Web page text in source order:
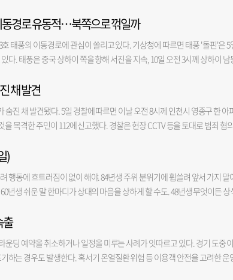
동경로 유동적…북쪽으로 꺾일까
태풍의 이동경로에 관심이 쏠리고 있다. 기상청에 따르면 태풍 '돌핀'은 5
다. 태풍은 중국 상하이 쪽을 향해 서진을 지속, 10일 오전 3시께 상하이 남
를 머금은 공기가 백두대간을 넘으며 뜨겁고 건조한 바람으로 변하는 푄 현
진로를 북쪽으로 수정해 제주도 남쪽 해상과 서해 방향에 가까운 경로를
비구름대가 한반도로 유입돼 폭염의 기세도 다소 꺾이고 가뭄 해소에도
채 발견
진 채 발견됐다. 5일 경찰에 따르면 이날 오전 8시께 인천시 영종구 한 아
을 목격한 주민이 112에 신고했다. 경찰은 현장 CCTV 등을 토대로 범죄 혐
체인 '신남성연대' 대표로 활동해왔다. 윤석열 전 대통령 탄핵 이후엔 탄핵
'으로도 지목돼 경찰 수사를 받았지만 혐의가 인정되지 않아 불송치됐다.
돼 수사를 받았다. ※ 우울감 등 말하기 어려운 고민이 있거나 주변에 이런
)
동에 흐트러짐이 없이 해야. 84년생 주위 분위기에 휩쓸려 앞서 가지 말
년생 쉬운 말 한마디가 상대의 마음을 상하게 할 수도. 48년생 무엇이든 상
잡힐 수도. 73년생 작은 일을 소홀히 하지 말고 서둘러 해결함이. 61년생 일
만하지만 용두사미가 되지 않게. 86년생 겸손한 마음을 가지고 윗사람의
작하지 말아야. 62년생 자기 마음대로 주위 사람을 움직일 수 있다고 생각
출
운딩 예약을 취소하거나 일정을 미루는 사례가 잇따르고 있다. 경기 도중
하는 경우도 발생한다. 혹서기 온열질환 위험 등 이용객 안전을 고려한 운